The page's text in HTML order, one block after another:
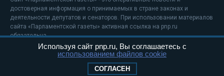
достоверная информация о принимаемых в стране законах и
деятельности депутатов и сенаторов. При использовании материалов
сайта «Парламентской газеты» активная ссылка на pnp.ru
обязательна.
На информационном ресурсе применяютсярекомендательные
Положение о защите персональных данных
Используя сайт pnp.ru, Вы соглашаетесь с
использованием файлов cookie
СОГЛАСЕН